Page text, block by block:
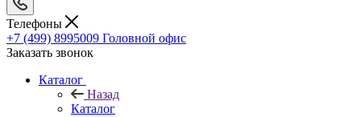
Телефоны
+7 (499) 8995009 Головной офис
Заказать звонок
Каталог
Назад
Каталог